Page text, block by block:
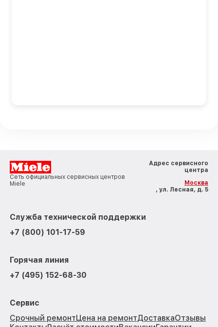
Сеть официальных сервисных центров
Miele
Адрес сервисного
центра
Москва
, ул. Лесная, д. 5
Служба технической поддержки
+7 (800) 101-17-59
Горячая линия
+7 (495) 152-68-30
Сервис
Срочный ремонтЦена на ремонтДоставкаОтзывы